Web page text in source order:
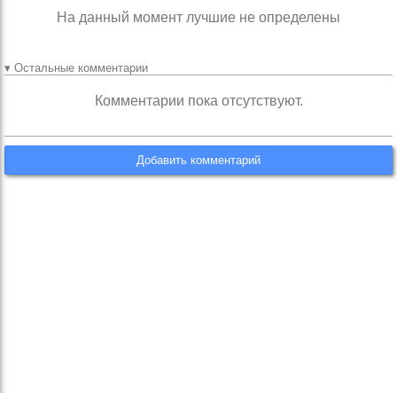
На данный момент лучшие не определены
▾ Остальные комментарии
Комментарии пока отсутствуют.
Добавить комментарий